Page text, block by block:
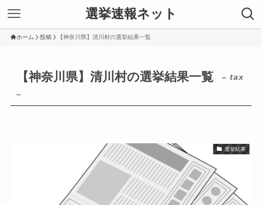
選挙速報ネット
ホーム 投稿 【神奈川県】清川村の選挙結果一覧
【神奈川県】清川村の選挙結果一覧
– tax
–
選挙結果